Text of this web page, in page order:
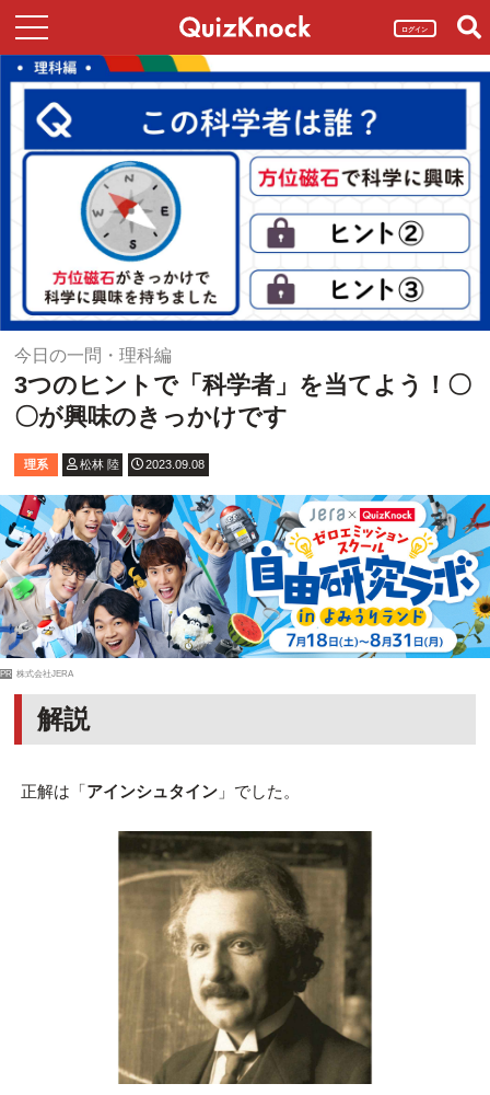
ログイン
今日の一問・理科編
3つのヒントで「科学者」を当てよう！〇
〇が興味のきっかけです
理系 松林 陸 2023.09.08
PR 株式会社JERA
解説
正解は「アインシュタイン」でした。